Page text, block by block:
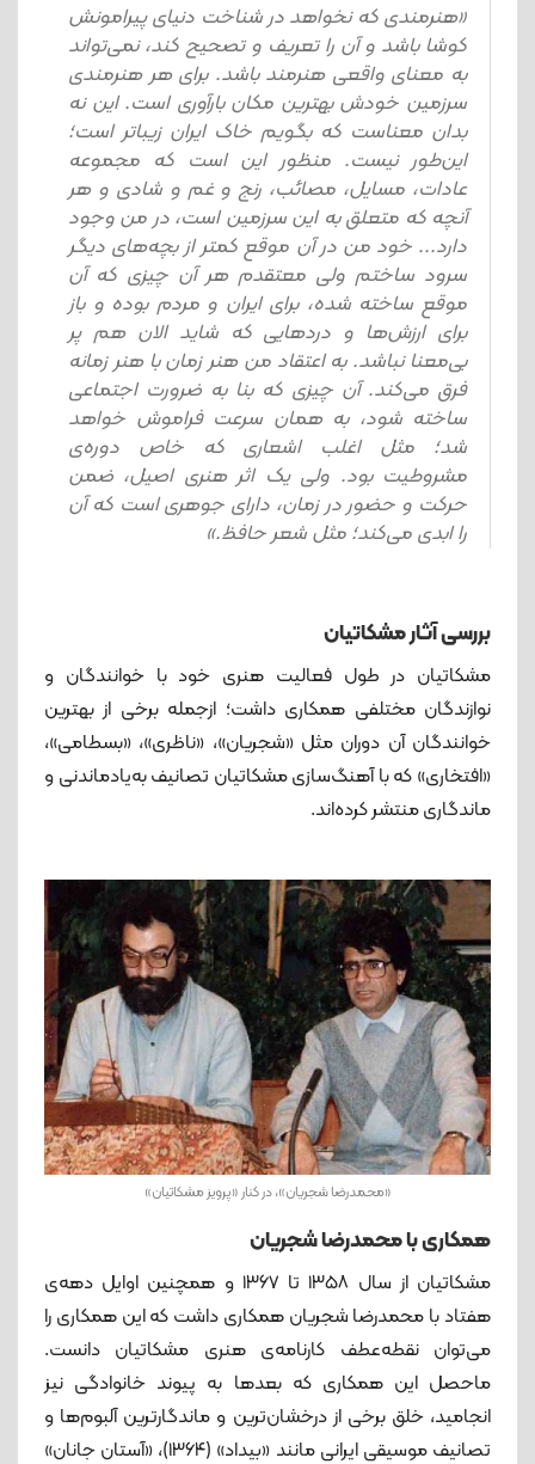
«هنرمندی که نخواهد در شناخت دنیای پیرامونش
کوشا باشد و آن را تعریف و تصحیح کند، نمی‌تواند
به معنای واقعی هنرمند باشد. برای هر هنرمندی
سرزمین خودش بهترین مکان بارآوری است. این نه
بدان معناست که بگویم خاک ایران زیباتر است؛
این‌طور نیست. منظور این است که مجموعه
عادات، مسایل، مصائب، رنج و غم و شادی و هر
آنچه که متعلق به این سرزمین است، در من وجود
دارد... خود من در آن موقع کمتر از بچه‌های دیگر
سرود ساختم ولی معتقدم هر آن چیزی که آن
موقع ساخته شده، برای ایران و مردم بوده و باز
برای ارزش‌ها و دردهایی که شاید الان هم پر
بی‌معنا نباشد. به اعتقاد من هنر زمان با هنر زمانه
فرق می‌کند. آن چیزی که بنا به ضرورت اجتماعی
ساخته شود، به همان سرعت فراموش خواهد
شد؛ مثل اغلب اشعاری که خاص دوره‌ی
مشروطیت بود. ولی یک اثر هنری اصیل، ضمن
حرکت و حضور در زمان، دارای جوهری است که آن
را ابدی می‌کند؛ مثل شعر حافظ.»
بررسی آثار مشکاتیان
مشکاتیان در طول فعالیت هنری خود با خوانندگان و
نوازندگان مختلفی همکاری داشت؛ ازجمله برخی از بهترین
خوانندگان آن دوران مثل «شجریان»، «ناظری»، «بسطامی»،
«افتخاری» که با آهنگ‌سازی مشکاتیان تصانیف به‌یادماندنی و
ماندگاری منتشر کرده‌اند.
«محمدرضا شجریان»، در کنار «پرویز مشکاتیان»
همکاری با محمدرضا شجریان
مشکاتیان از سال ۱۳۵۸ تا ۱۳۶۷ و همچنین اوایل دهه‌ی
هفتاد با محمدرضا شجریان همکاری داشت که این همکاری را
می‌توان نقطه‌عطف کارنامه‌ی هنری مشکاتیان دانست.
ماحصل این همکاری که بعدها به پیوند خانوادگی نیز
انجامید، خلق برخی از درخشان‌ترین و ماندگارترین آلبوم‌ها و
تصانیف موسیقی ایرانی مانند «بیداد» (۱۳۶۴)، «آستان جانان»